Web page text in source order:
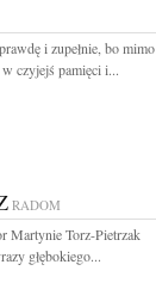
i zupełnie, bo mimo
czyjejś pamięci i...
RADOM
Martynie Torz-Pietrzak
głębokiego...